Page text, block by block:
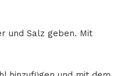
und Salz geben. Mit